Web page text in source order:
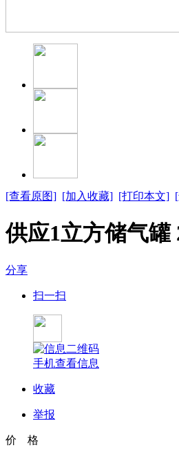
[查看原图] [加入收藏] [打印本文]
供应1立方储气罐
分享
扫一扫
手机查看信息
收藏
举报
价 格